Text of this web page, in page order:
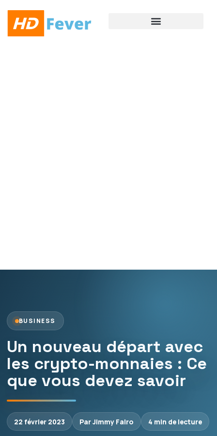
BUSINESS
Un nouveau départ avec
les crypto-monnaies : Ce
que vous devez savoir
22 février 2023 Par Jimmy Falro 4 min de lecture